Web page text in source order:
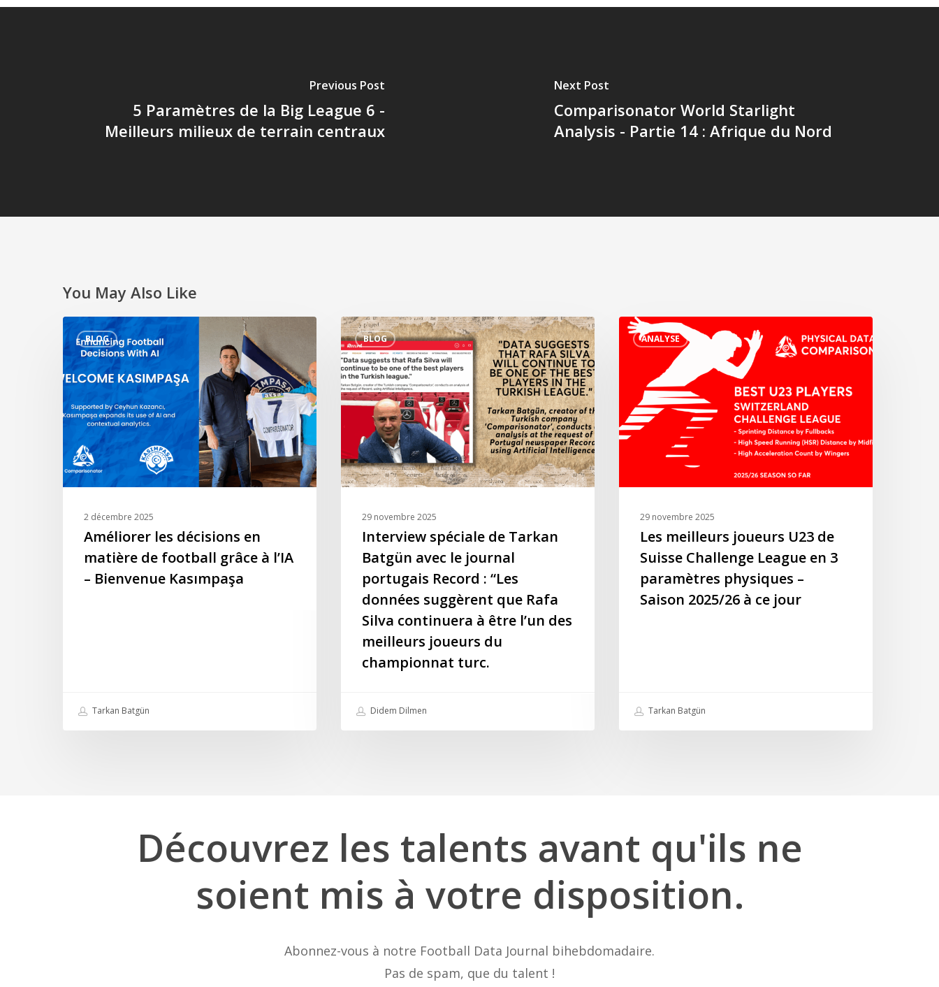
Previous Post
5 Paramètres de la Big League 6 -
Meilleurs milieux de terrain centraux
Next Post
Comparisonator World Starlight
Analysis - Partie 14 : Afrique du Nord
You May Also Like
BLOG
Améliorer
les
décisions
en
de
grâce
à
l’IA
Kasımpaşa
2 décembre 2025
Améliorer les décisions en
matière de football grâce à l’IA
– Bienvenue Kasımpaşa
Tarkan Batgün
BLOG
Interview
spéciale
de
Tarkan
Batgün
journal
portugais
Record
données
suggèrent
continuera
29 novembre 2025
Interview spéciale de Tarkan
Batgün avec le journal
portugais Record : “Les
données suggèrent que Rafa
Silva continuera à être l’un des
meilleurs joueurs du
championnat turc.
Didem Dilmen
ANALYSE
Les
meilleurs
Suisse
Challenge
3
Saison
2025/26
29 novembre 2025
Les meilleurs joueurs U23 de
Suisse Challenge League en 3
paramètres physiques –
Saison 2025/26 à ce jour
Tarkan Batgün
Découvrez les talents avant qu'ils ne
soient mis à votre disposition.
Abonnez-vous à notre Football Data Journal bihebdomadaire.
Pas de spam, que du talent !